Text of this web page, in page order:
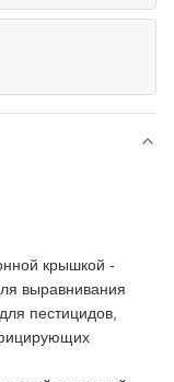
крышкой -
выравнивания
пестицидов,